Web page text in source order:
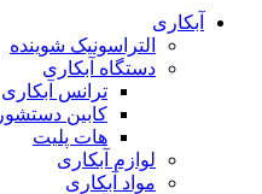
آبکاری
التراسونیک شوینده
دستگاه آبکاری
ترانس آبکاری
کابین دستشور
هات پلیت
لوازم آبکاری
مواد آبکاری